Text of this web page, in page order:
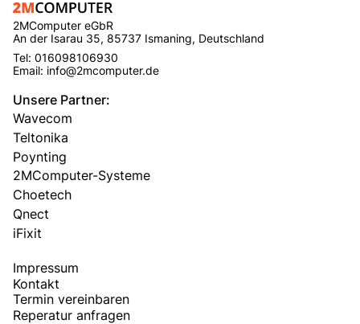
2MComputer eGbR
An der Isarau 35, 85737 Ismaning, Deutschland
Tel: 016098106930
Email: info@2mcomputer.de
Unsere Partner:
Wavecom
Teltonika
Poynting
2MComputer-Systeme
Choetech
Qnect
iFixit
Impressum
Kontakt
Termin vereinbaren
Reperatur anfragen